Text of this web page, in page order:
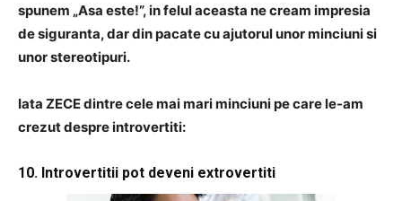
spunem „Asa este!”, in felul aceasta ne cream impresia
de siguranta, dar din pacate cu ajutorul unor minciuni si
unor stereotipuri.
Iata ZECE dintre cele mai mari minciuni pe care le-am
crezut despre introvertiti:
10. Introvertitii pot deveni extrovertiti